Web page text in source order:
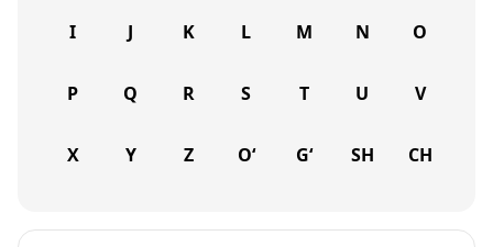
I J K L M N O
P Q R S T U V
X Y Z O‘ G‘ SH CH